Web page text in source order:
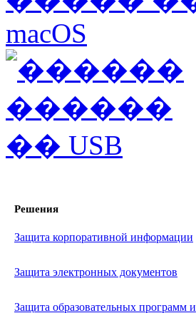
Решения
Защита корпоративной информации
Защита электронных документов
Защита образовательных программ и